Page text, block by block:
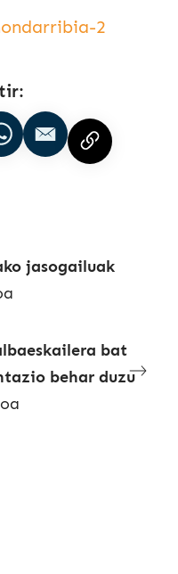
jasogailuak
bat
behar duzu